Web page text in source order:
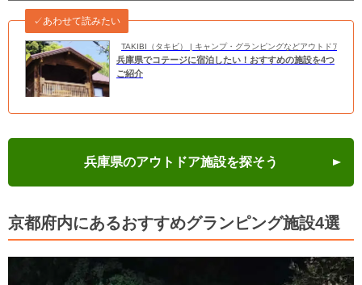
TAKIBI（タキビ） | キャンプ・グランピングなどアウトドアの総
✓あわせて読みたい
兵庫県でコテージに宿泊したい！おすすめの施設を4つ
ご紹介
兵庫県のアウトドア施設を探そう
京都府内にあるおすすめグランピング施設4選